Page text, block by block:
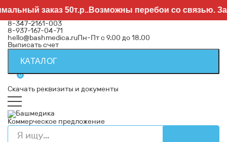
заказ 50т.р..Возможны перебои со связью.
8-347-2161-003
8-937-167-04-71
hello@bashmedica.ruПн-Пт с 9.00 до 18.00
Выписать счет
КАТАЛОГ
0
Скачать реквизиты и документы
Коммерческое предложение